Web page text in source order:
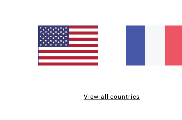
3.7 /5
basé sur3 avis vérifiés
67% de nos clients recommandent ce produit
qualité / prix
View all countries